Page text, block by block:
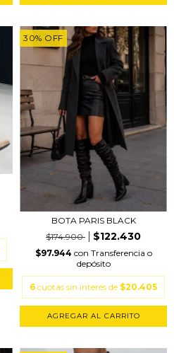
30% OFF
BOTA PARIS BLACK
$174.900
$122.430
$97.944 con Transferencia o
depósito
6 cuotas sin interés de $20.405
AGREGAR AL CARRITO